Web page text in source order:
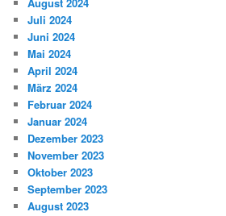
August 2024
Juli 2024
Juni 2024
Mai 2024
April 2024
März 2024
Februar 2024
Januar 2024
Dezember 2023
November 2023
Oktober 2023
September 2023
August 2023